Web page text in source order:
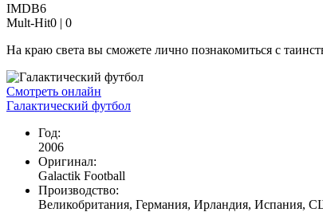
IMDB6
Mult-Hit0 | 0
На краю света вы сможете лично познакомиться с
Смотреть онлайн
Галактический футбол
Год:
2006
Оригинал:
Galactik Football
Производство:
Великобритания, Германия, Ирландия, Испания,